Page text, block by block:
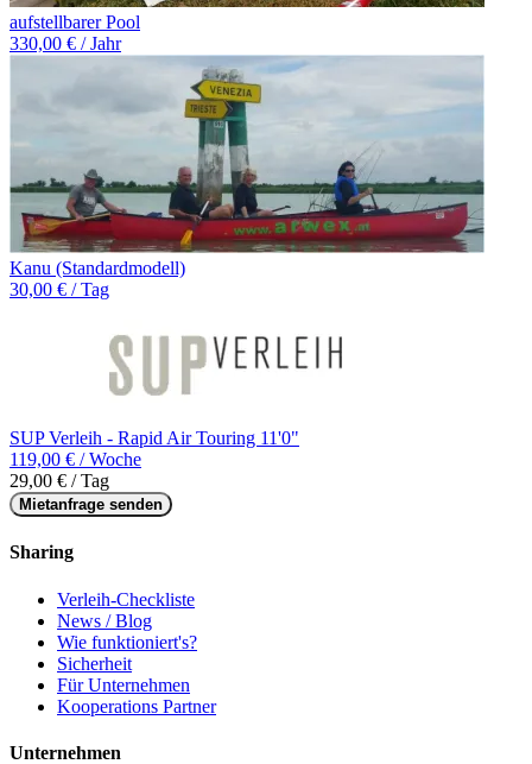
aufstellbarer Pool
330,00 € / Jahr
Kanu (Standardmodell)
30,00 € / Tag
SUP Verleih - Rapid Air Touring 11'0"
119,00 € / Woche
29,00 € / Tag
Mietanfrage senden
Sharing
Verleih-Checkliste
News / Blog
Wie funktioniert's?
Sicherheit
Für Unternehmen
Kooperations Partner
Unternehmen